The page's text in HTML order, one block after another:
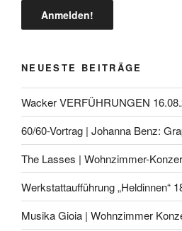
NEUESTE BEITRÄGE
Wacker VERFÜHRUNGEN
60/60-Vortrag | Johanna Benz:
The Lasses | Wohnzimmer-
Werkstattaufführung „Heldinnen“
Musika Gioia | Wohnzimmer